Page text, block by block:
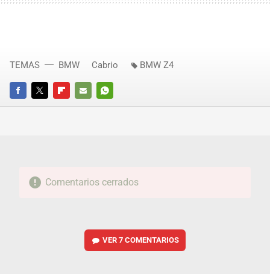
FACEBOOKTWITTERFLIPBOARD
E-
WHATSAPP
TEMAS BMW Cabrio BMW Z4
Comentarios cerrados
VER7 COMENTARIOS